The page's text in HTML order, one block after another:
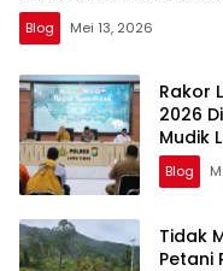
Blog Mei 13, 2026
Rakor
2026
Mudik
Blog
Tidak
Petani